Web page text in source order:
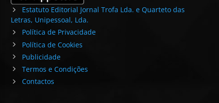
Estatuto Editorial Jornal Trofa Lda. e Quarteto das
Letras, Unipessoal, Lda.
Política de Privacidade
Política de Cookies
Publicidade
Termos e Condições
Contactos